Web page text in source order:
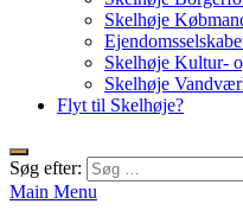
Skelhøje
Skelhøje Kultur-
Skelhøje
Flyt til Skelhøje?
Søg efter:
Main Menu